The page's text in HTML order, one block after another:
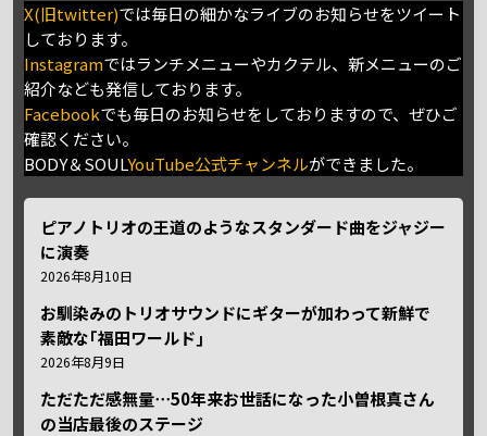
X(旧twitter)では毎日の細かなライブのお知らせをツイート
しております。
Instagramではランチメニューやカクテル、新メニューのご
紹介なども発信しております。
Facebookでも毎日のお知らせをしておりますので、ぜひご
確認ください。
BODY＆SOULYouTube公式チャンネルができました。
ピアノトリオの王道のようなスタンダード曲をジャジー
に演奏
2026年8月10日
お馴染みのトリオサウンドにギターが加わって新鮮で
素敵な｢福田ワールド｣
2026年8月9日
ただただ感無量⋯50年来お世話になった小曽根真さん
の当店最後のステージ